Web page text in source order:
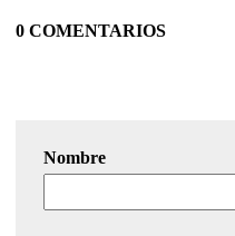
0 COMENTARIOS
Nombre